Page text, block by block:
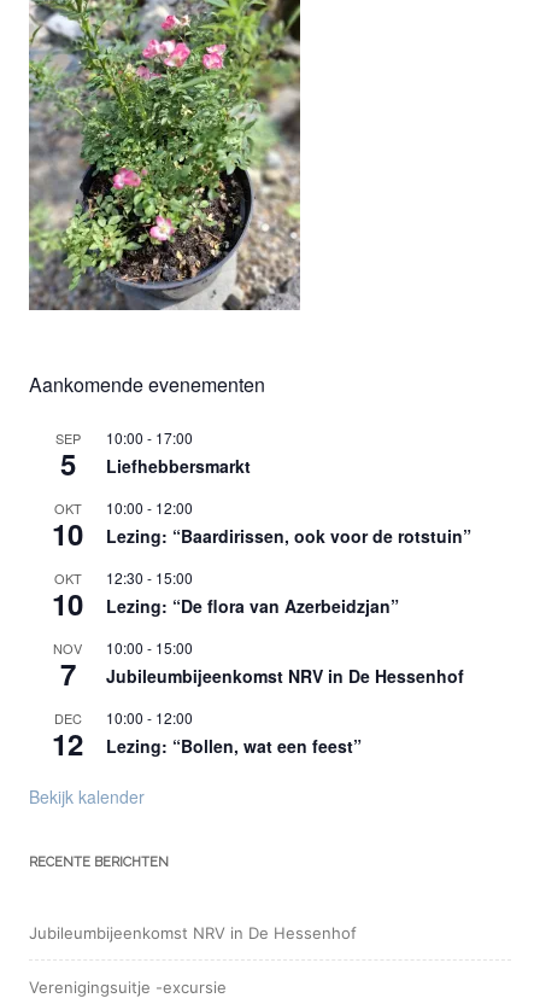
Aankomende evenementen
SEP
5
10:00 - 17:00
Liefhebbersmarkt
OKT
10
10:00 - 12:00
Lezing: “Baardirissen, ook voor de rotstuin”
OKT
10
12:30 - 15:00
Lezing: “De flora van Azerbeidzjan”
NOV
7
10:00 - 15:00
Jubileumbijeenkomst NRV in De Hessenhof
DEC
12
10:00 - 12:00
Lezing: “Bollen, wat een feest”
Bekijk kalender
RECENTE BERICHTEN
Jubileumbijeenkomst NRV in De Hessenhof
Verenigingsuitje -excursie